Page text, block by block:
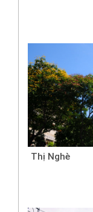
Thị Nghè